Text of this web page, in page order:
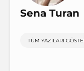
Sena Turan
TÜM YAZILARI